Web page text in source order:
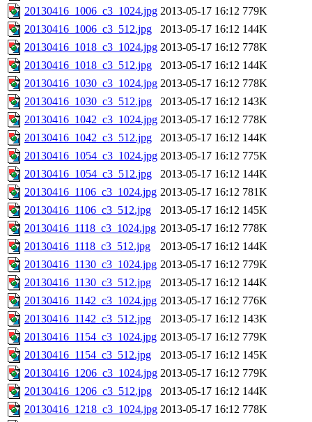
20130416_1006_c3_1024.jpg 2013-05-17 16:12 779K
20130416_1006_c3_512.jpg
2013-05-17 16:12 144K
20130416_1018_c3_1024.jpg 2013-05-17 16:12 778K
20130416_1018_c3_512.jpg
2013-05-17 16:12 144K
20130416_1030_c3_1024.jpg 2013-05-17 16:12 778K
20130416_1030_c3_512.jpg
2013-05-17 16:12 143K
20130416_1042_c3_1024.jpg 2013-05-17 16:12 778K
20130416_1042_c3_512.jpg
2013-05-17 16:12 144K
20130416_1054_c3_1024.jpg 2013-05-17 16:12 775K
20130416_1054_c3_512.jpg
2013-05-17 16:12 144K
20130416_1106_c3_1024.jpg 2013-05-17 16:12 781K
20130416_1106_c3_512.jpg
2013-05-17 16:12 145K
20130416_1118_c3_1024.jpg 2013-05-17 16:12 778K
20130416_1118_c3_512.jpg
2013-05-17 16:12 144K
20130416_1130_c3_1024.jpg 2013-05-17 16:12 779K
20130416_1130_c3_512.jpg
2013-05-17 16:12 144K
20130416_1142_c3_1024.jpg 2013-05-17 16:12 776K
20130416_1142_c3_512.jpg
2013-05-17 16:12 143K
20130416_1154_c3_1024.jpg 2013-05-17 16:12 779K
20130416_1154_c3_512.jpg
2013-05-17 16:12 145K
20130416_1206_c3_1024.jpg 2013-05-17 16:12 779K
20130416_1206_c3_512.jpg
2013-05-17 16:12 144K
20130416_1218_c3_1024.jpg 2013-05-17 16:12 778K